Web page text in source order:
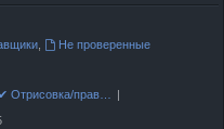
,
Не проверенные
Отрисовка/прав…